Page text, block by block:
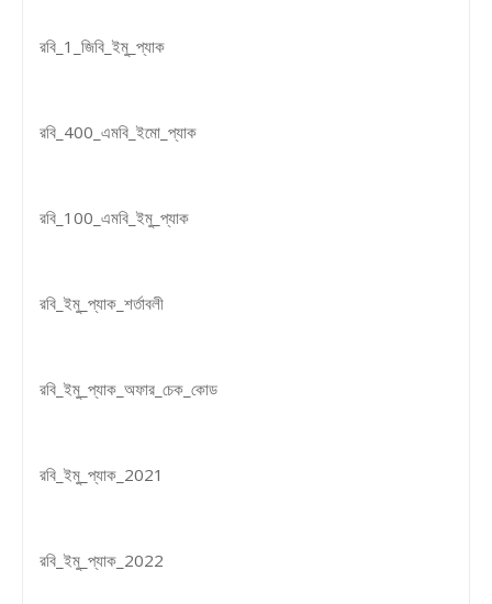
রবি_1_জিবি_ইমু_প্যাক
রবি_400_এমবি_ইমো_প্যাক
রবি_100_এমবি_ইমু_প্যাক
রবি_ইমু_প্যাক_শর্তাবলী
রবি_ইমু_প্যাক_অফার_চেক_কোড
রবি_ইমু_প্যাক_2021
রবি_ইমু_প্যাক_2022